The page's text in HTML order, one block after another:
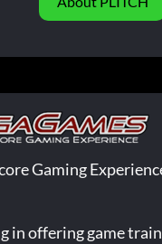
Gaming
in offering game